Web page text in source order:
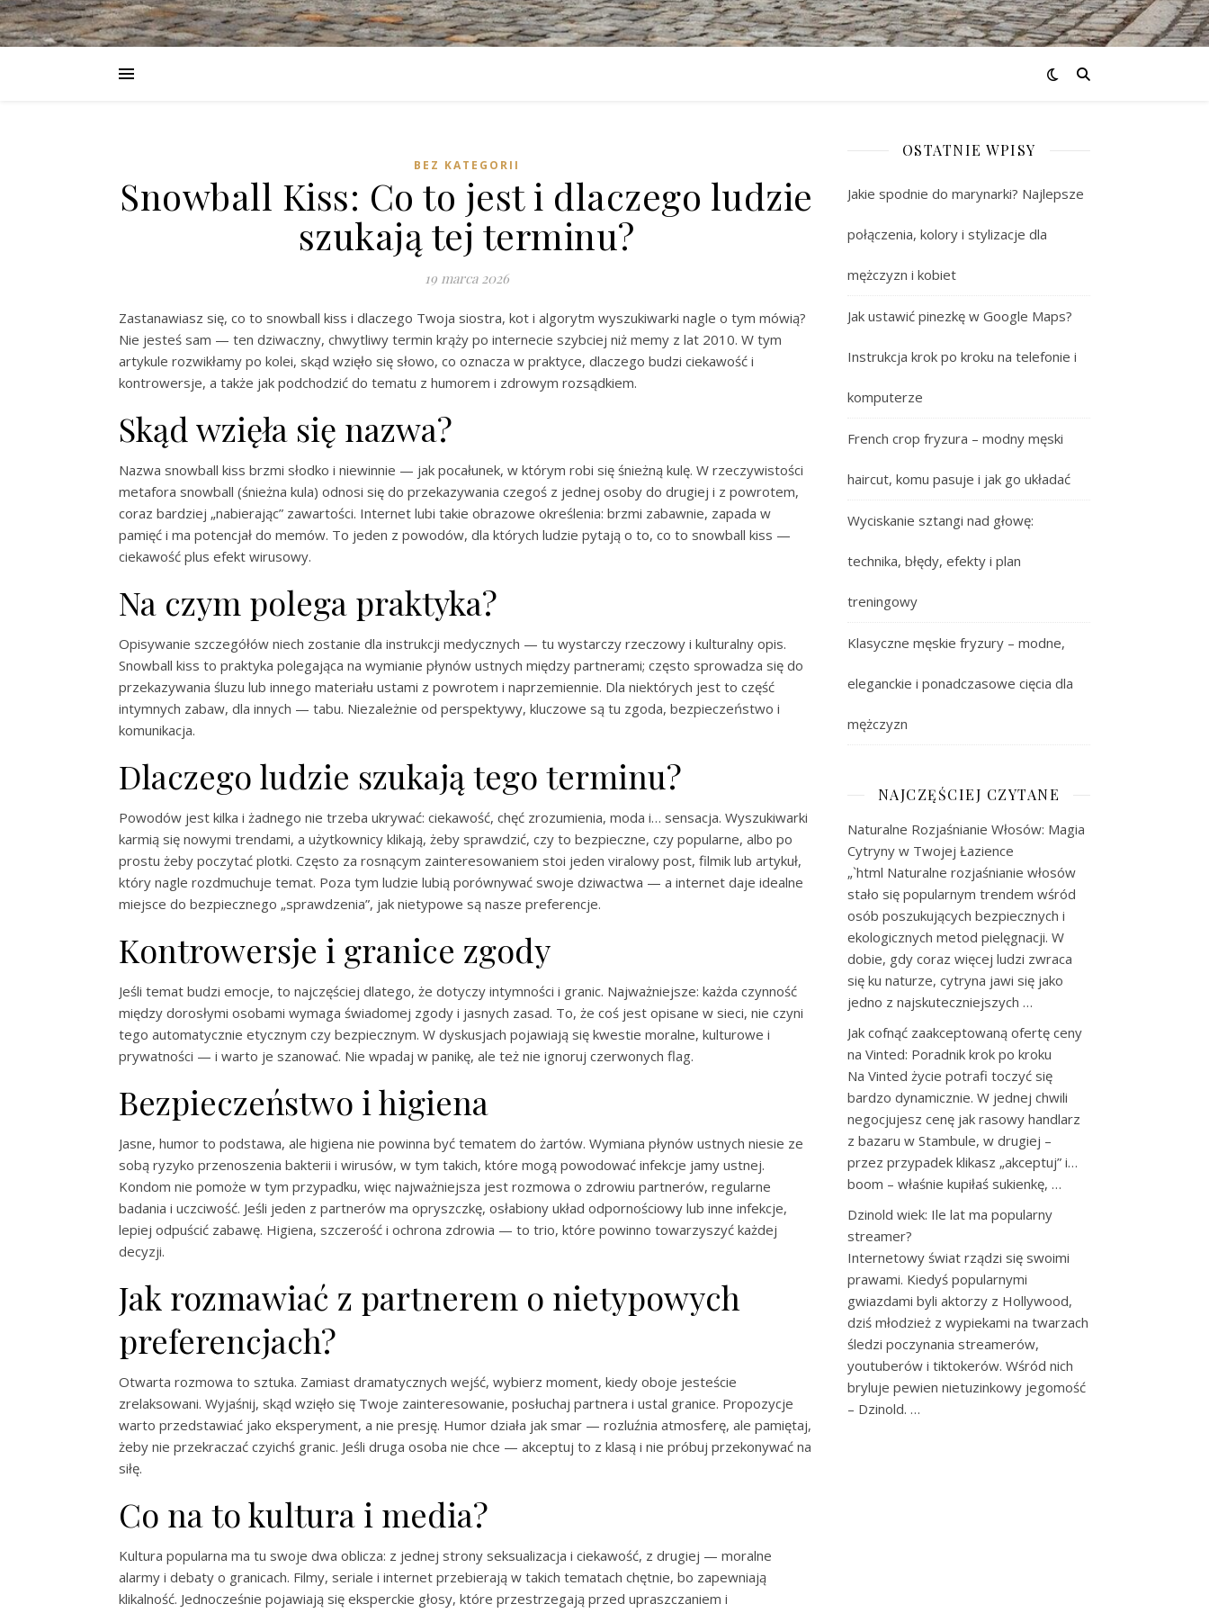
BEZ KATEGORII
Snowball Kiss: Co to jest i dlaczego ludzie
szukają tej terminu?
19 marca 2026
Zastanawiasz się, co to snowball kiss i dlaczego Twoja siostra, kot i algorytm wyszukiwarki nagle o tym mówią?
Nie jesteś sam — ten dziwaczny, chwytliwy termin krąży po internecie szybciej niż memy z lat 2010. W tym
artykule rozwikłamy po kolei, skąd wzięło się słowo, co oznacza w praktyce, dlaczego budzi ciekawość i
kontrowersje, a także jak podchodzić do tematu z humorem i zdrowym rozsądkiem.
Skąd wzięła się nazwa?
Nazwa snowball kiss brzmi słodko i niewinnie — jak pocałunek, w którym robi się śnieżną kulę. W rzeczywistości
metafora snowball (śnieżna kula) odnosi się do przekazywania czegoś z jednej osoby do drugiej i z powrotem,
coraz bardziej „nabierając” zawartości. Internet lubi takie obrazowe określenia: brzmi zabawnie, zapada w
pamięć i ma potencjał do memów. To jeden z powodów, dla których ludzie pytają o to, co to snowball kiss —
ciekawość plus efekt wirusowy.
Na czym polega praktyka?
Opisywanie szczegółów niech zostanie dla instrukcji medycznych — tu wystarczy rzeczowy i kulturalny opis.
Snowball kiss to praktyka polegająca na wymianie płynów ustnych między partnerami; często sprowadza się do
przekazywania śluzu lub innego materiału ustami z powrotem i naprzemiennie. Dla niektórych jest to część
intymnych zabaw, dla innych — tabu. Niezależnie od perspektywy, kluczowe są tu zgoda, bezpieczeństwo i
komunikacja.
Dlaczego ludzie szukają tego terminu?
Powodów jest kilka i żadnego nie trzeba ukrywać: ciekawość, chęć zrozumienia, moda i… sensacja. Wyszukiwarki
karmią się nowymi trendami, a użytkownicy klikają, żeby sprawdzić, czy to bezpieczne, czy popularne, albo po
prostu żeby poczytać plotki. Często za rosnącym zainteresowaniem stoi jeden viralowy post, filmik lub artykuł,
który nagle rozdmuchuje temat. Poza tym ludzie lubią porównywać swoje dziwactwa — a internet daje idealne
miejsce do bezpiecznego „sprawdzenia”, jak nietypowe są nasze preferencje.
Kontrowersje i granice zgody
Jeśli temat budzi emocje, to najczęściej dlatego, że dotyczy intymności i granic. Najważniejsze: każda czynność
między dorosłymi osobami wymaga świadomej zgody i jasnych zasad. To, że coś jest opisane w sieci, nie czyni
tego automatycznie etycznym czy bezpiecznym. W dyskusjach pojawiają się kwestie moralne, kulturowe i
prywatności — i warto je szanować. Nie wpadaj w panikę, ale też nie ignoruj czerwonych flag.
Bezpieczeństwo i higiena
Jasne, humor to podstawa, ale higiena nie powinna być tematem do żartów. Wymiana płynów ustnych niesie ze
sobą ryzyko przenoszenia bakterii i wirusów, w tym takich, które mogą powodować infekcje jamy ustnej.
Kondom nie pomoże w tym przypadku, więc najważniejsza jest rozmowa o zdrowiu partnerów, regularne
badania i uczciwość. Jeśli jeden z partnerów ma opryszczkę, osłabiony układ odpornościowy lub inne infekcje,
lepiej odpuścić zabawę. Higiena, szczerość i ochrona zdrowia — to trio, które powinno towarzyszyć każdej
decyzji.
Jak rozmawiać z partnerem o nietypowych
preferencjach?
Otwarta rozmowa to sztuka. Zamiast dramatycznych wejść, wybierz moment, kiedy oboje jesteście
zrelaksowani. Wyjaśnij, skąd wzięło się Twoje zainteresowanie, posłuchaj partnera i ustal granice. Propozycje
warto przedstawiać jako eksperyment, a nie presję. Humor działa jak smar — rozluźnia atmosferę, ale pamiętaj,
żeby nie przekraczać czyichś granic. Jeśli druga osoba nie chce — akceptuj to z klasą i nie próbuj przekonywać na
siłę.
Co na to kultura i media?
Kultura popularna ma tu swoje dwa oblicza: z jednej strony seksualizacja i ciekawość, z drugiej — moralne
alarmy i debaty o granicach. Filmy, seriale i internet przebierają w takich tematach chętnie, bo zapewniają
klikalność. Jednocześnie pojawiają się eksperckie głosy, które przestrzegają przed upraszczaniem i
OSTATNIE WPISY
Jakie spodnie do marynarki? Najlepsze
połączenia, kolory i stylizacje dla
mężczyzn i kobiet
Jak ustawić pinezkę w Google Maps?
Instrukcja krok po kroku na telefonie i
komputerze
French crop fryzura – modny męski
haircut, komu pasuje i jak go układać
Wyciskanie sztangi nad głowę:
technika, błędy, efekty i plan
treningowy
Klasyczne męskie fryzury – modne,
eleganckie i ponadczasowe cięcia dla
mężczyzn
NAJCZĘŚCIEJ CZYTANE
Naturalne Rozjaśnianie Włosów: Magia
Cytryny w Twojej Łazience
„`html Naturalne rozjaśnianie włosów
stało się popularnym trendem wśród
osób poszukujących bezpiecznych i
ekologicznych metod pielęgnacji. W
dobie, gdy coraz więcej ludzi zwraca
się ku naturze, cytryna jawi się jako
jedno z najskuteczniejszych …
Jak cofnąć zaakceptowaną ofertę ceny
na Vinted: Poradnik krok po kroku
Na Vinted życie potrafi toczyć się
bardzo dynamicznie. W jednej chwili
negocjujesz cenę jak rasowy handlarz
z bazaru w Stambule, w drugiej –
przez przypadek klikasz „akceptuj” i…
boom – właśnie kupiłaś sukienkę, …
Dzinold wiek: Ile lat ma popularny
streamer?
Internetowy świat rządzi się swoimi
prawami. Kiedyś popularnymi
gwiazdami byli aktorzy z Hollywood,
dziś młodzież z wypiekami na twarzach
śledzi poczynania streamerów,
youtuberów i tiktokerów. Wśród nich
bryluje pewien nietuzinkowy jegomość
– Dzinold. …